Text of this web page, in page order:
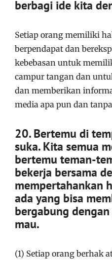
berbagi ide kita
Setiap orang memiliki
berpendapat dan
kebebasan untuk
campur tangan dan
dan memberikan
media apa pun dan
20. Bertemu di
suka. Kita semua
bertemu teman-
bekerja bersama
mempertahankan
ada yang bisa
bergabung
mau.
(1) Setiap orang berhak